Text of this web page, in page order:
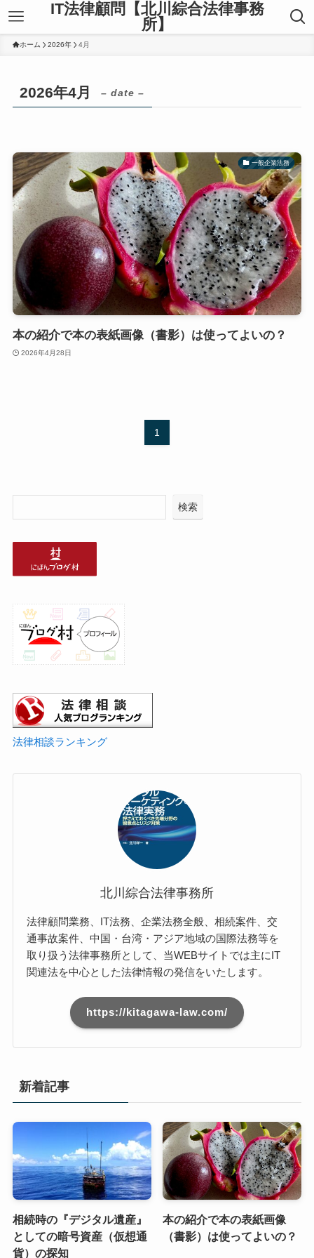
IT法律顧問【北川綜合法律事務
所】
ホーム 2026年 4月
2026年4月 – date –
一般企業法務
本の紹介で本の表紙画像（書影）は使ってよいの？
2026年4月28日
1
検索
法律相談ランキング
北川綜合法律事務所
法律顧問業務、IT法務、企業法務全般、相続案件、交
通事故案件、中国・台湾・アジア地域の国際法務等を
取り扱う法律事務所として、当WEBサイトでは主にIT
関連法を中心とした法律情報の発信をいたします。
https://kitagawa-law.com/
新着記事
相続時の『デジタル遺産』
としての暗号資産（仮想通
貨）の探知
本の紹介で本の表紙画像
（書影）は使ってよいの？